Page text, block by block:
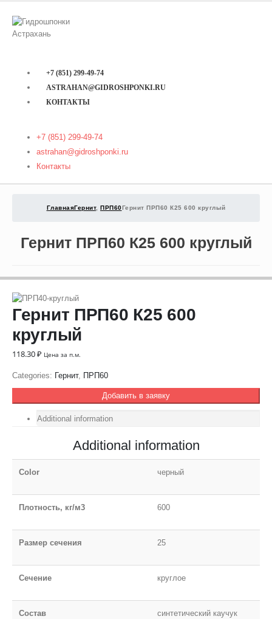
+7 (851) 299-49-74
ASTRAHAN@GIDROSHPONKI.RU
КОНТАКТЫ
+7 (851) 299-49-74
astrahan@gidroshponki.ru
Контакты
ГлавнаяГернит, ПРП60Гернит ПРП60 К25 600 круглый
Гернит ПРП60 К25 600 круглый
Гернит ПРП60 К25 600
круглый
118.30₽ Цена за п.м.
Categories: Гернит, ПРП60
Добавить в заявку
Additional information
Additional information
Color черный
Плотность, кг/м3 600
Размер сечения 25
Сечение круглое
Состав синтетический каучук